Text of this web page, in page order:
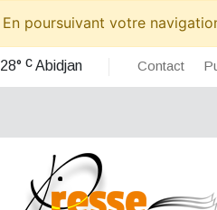
En poursuivant votre
28° cAbidjan Contact